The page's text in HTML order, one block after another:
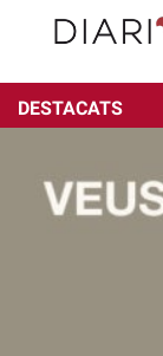
DESTACATS